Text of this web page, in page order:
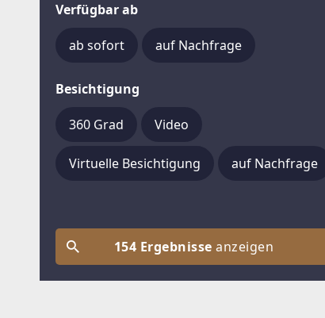
Verfügbar ab
ab sofort auf Nachfrage
Besichtigung
360 Grad Video
Virtuelle Besichtigung auf Nachfrage
154 Ergebnisseanzeigen